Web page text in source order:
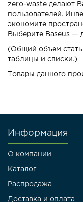
zero-waste делают
пользователей.
экономите
Выберите Baseus —
(Общий объем
таблицы и списки.)
Товары данного
Информация
О компании
Каталог
Распродажа
Доставка и оплата